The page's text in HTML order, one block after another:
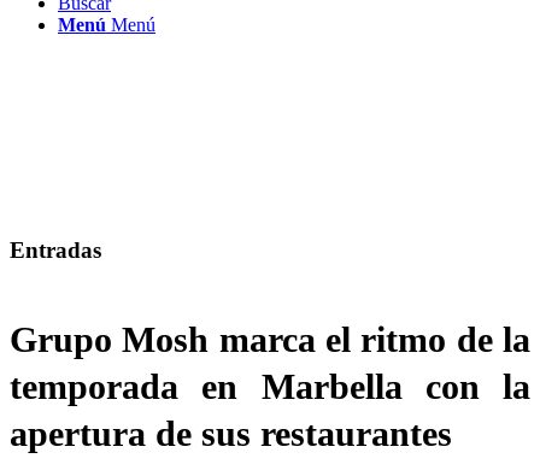
Menú Menú
Entradas
Grupo Mosh marca el ritmo de la
temporada en Marbella con la
apertura de sus restaurantes